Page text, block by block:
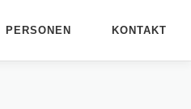
PERSONEN KONTAKT